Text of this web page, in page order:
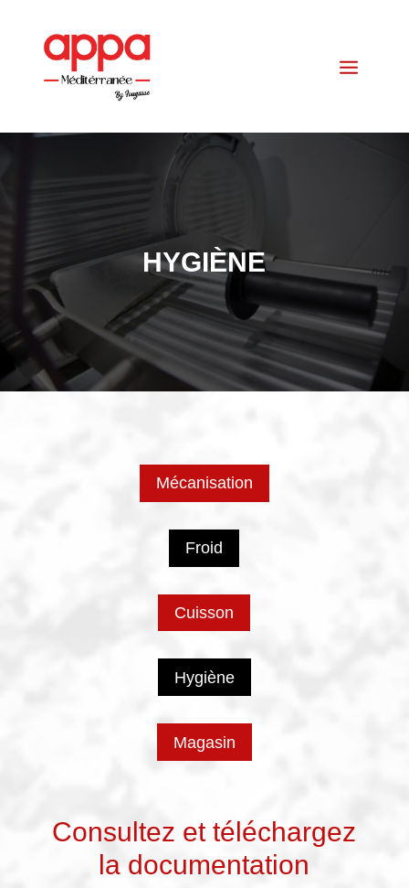
HYGIÈNE
Mécanisation
Froid
Cuisson
Hygiène
Magasin
Consultez et téléchargez
la documentation